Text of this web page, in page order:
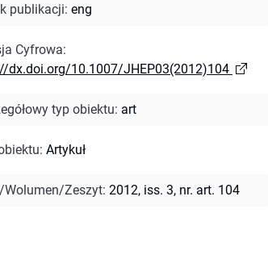
publikacji: eng
Cyfrowa:
dx.doi.org/10.1007/JHEP03(2012)104
typ obiektu: art
: Artykuł
Wolumen/Zeszyt: 2012, iss. 3, nr. art. 104